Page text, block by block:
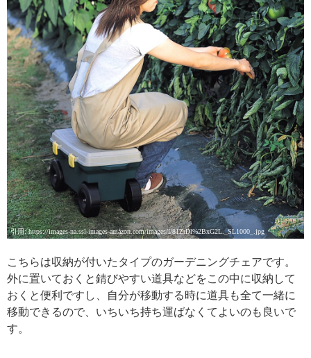
引用: https://images-na.ssl-images-amazon.com/images/I/81ZrDl%2BxG2L._SL1000_.jpg
こちらは収納が付いたタイプのガーデニングチェアです。
外に置いておくと錆びやすい道具などをこの中に収納して
おくと便利ですし、自分が移動する時に道具も全て一緒に
移動できるので、いちいち持ち運ばなくてよいのも良いで
す。